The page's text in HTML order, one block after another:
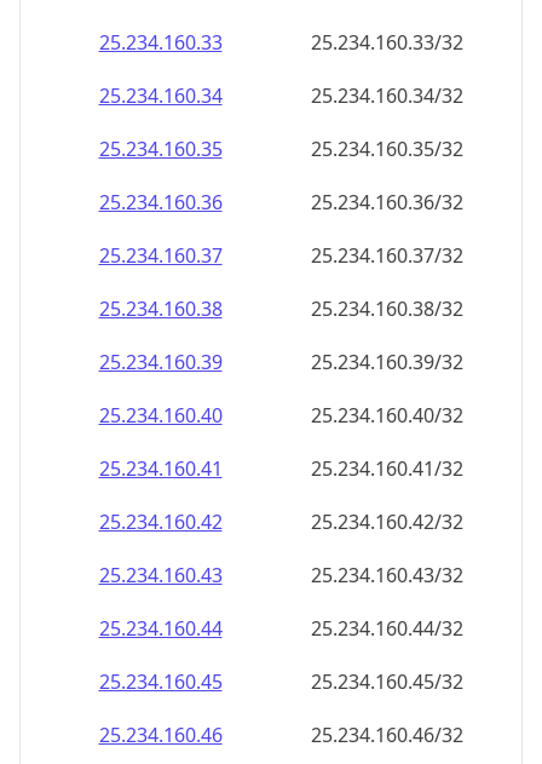
25.234.160.33
25.234.160.33/32
25.234.160.34
25.234.160.34/32
25.234.160.35
25.234.160.35/32
25.234.160.36
25.234.160.36/32
25.234.160.37
25.234.160.37/32
25.234.160.38
25.234.160.38/32
25.234.160.39
25.234.160.39/32
25.234.160.40
25.234.160.40/32
25.234.160.41
25.234.160.41/32
25.234.160.42
25.234.160.42/32
25.234.160.43
25.234.160.43/32
25.234.160.44
25.234.160.44/32
25.234.160.45
25.234.160.45/32
25.234.160.46
25.234.160.46/32